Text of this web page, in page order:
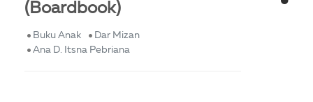
(Boardbook)
Buku Anak
Dar Mizan
Ana D. Itsna Pebriana